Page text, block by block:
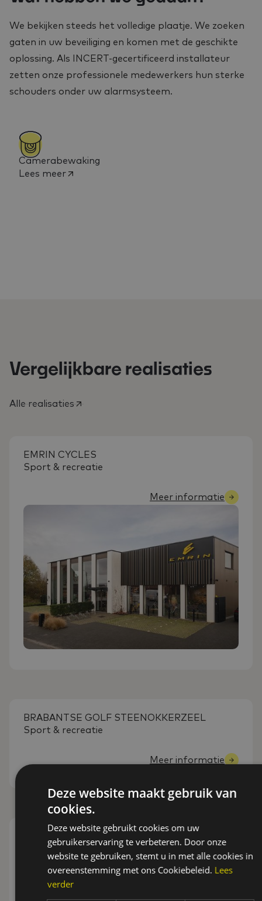
We bekijken steeds het volledige plaatje. We zoeken
gaten in uw beveiliging en komen met de geschikte
oplossing. Als INCERT-gecertificeerd installateur
zetten onze professionele medewerkers hun sterke
schouders onder uw alarmsysteem.
Camerabewaking
Lees meer
Vergelijkbare realisaties
Alle realisaties
EMRIN CYCLES
Sport & recreatie
Meer informatie
BRABANTSE GOLF STEENOKKERZEEL
Sport & recreatie
Meer informatie
KMTHC HOCKEY
Sport & recreatie
Deze website maakt gebruik van
cookies.
Deze website gebruikt cookies om uw
gebruikerservaring te verbeteren. Door onze
website te gebruiken, stemt u in met alle cookies in
overeenstemming met ons Cookiebeleid. Lees
verder